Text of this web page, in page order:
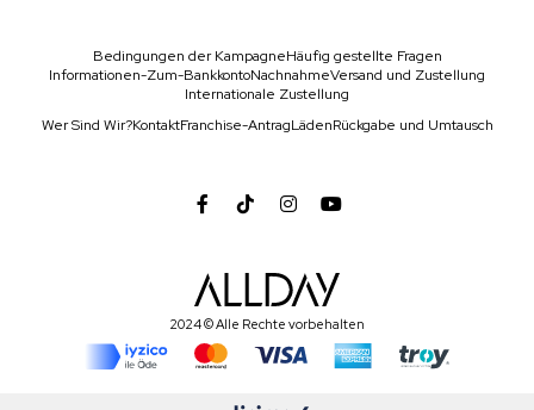
Bedingungen der KampagneHäufig gestellte Fragen
Informationen-Zum-BankkontoNachnahmeVersand und Zustellung
Internationale Zustellung
Wer Sind Wir?KontaktFranchise-AntragLädenRückgabe und Umtausch
2024 © Alle Rechte vorbehalten